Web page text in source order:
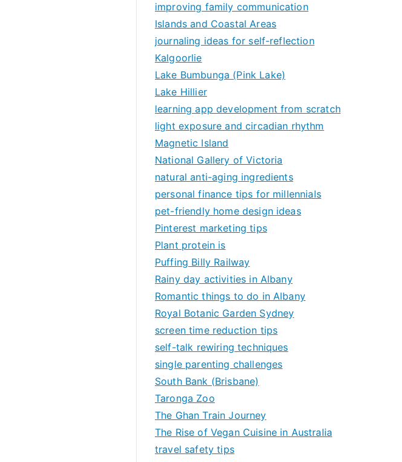
improving family communication
Islands and Coastal Areas
journaling ideas for self-reflection
Kalgoorlie
Lake Bumbunga (Pink Lake)
Lake Hillier
learning app development from scratch
light exposure and circadian rhythm
Magnetic Island
National Gallery of Victoria
natural anti-aging ingredients
personal finance tips for millennials
pet-friendly home design ideas
Pinterest marketing tips
Plant protein is
Puffing Billy Railway
Rainy day activities in Albany
Romantic things to do in Albany
Royal Botanic Garden Sydney
screen time reduction tips
self-talk rewiring techniques
single parenting challenges
South Bank (Brisbane)
Taronga Zoo
The Ghan Train Journey
The Rise of Vegan Cuisine in Australia
travel safety tips